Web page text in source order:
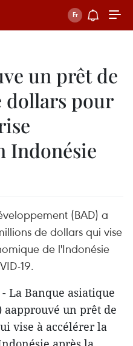
un prêt de
dollars pour
Indonésie
(BAD) a
de dollars qui vise
de l'Indonésie
19.
La Banque asiatique
aapprouvé un prêt de
vise à accélérer la